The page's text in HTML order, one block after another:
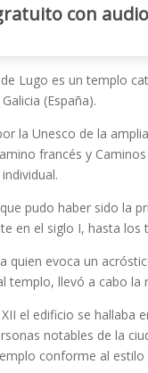
con
Lugo es un templo
(España).
la Unesco de la
francés y
pudo haber sido la
en el siglo I, hasta
quien evoca un
templo, llevó a cabo
el edificio se hallaba
notables de la
conforme al